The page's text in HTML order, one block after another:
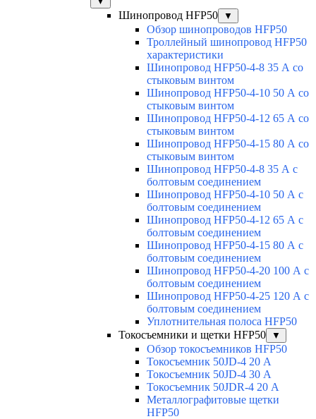
Шинопровод HFP50 ▼
Обзор шинопроводов HFP50
Троллейный шинопровод HFP50
характеристики
Шинопровод HFP50-4-8 35 А со
стыковым винтом
Шинопровод HFP50-4-10 50 А со
стыковым винтом
Шинопровод HFP50-4-12 65 А со
стыковым винтом
Шинопровод HFP50-4-15 80 А со
стыковым винтом
Шинопровод HFP50-4-8 35 А с
болтовым соединением
Шинопровод HFP50-4-10 50 А с
болтовым соединением
Шинопровод HFP50-4-12 65 А с
болтовым соединением
Шинопровод HFP50-4-15 80 А с
болтовым соединением
Шинопровод HFP50-4-20 100 А с
болтовым соединением
Шинопровод HFP50-4-25 120 А с
болтовым соединением
Уплотнительная полоса HFP50
Токосъемники и щетки HFP50
▼
Обзор токосъемников HFP50
Токосъемник 50JD-4 20 А
Токосъемник 50JD-4 30 А
Токосъемник 50JDR-4 20 А
Металлографитовые щетки
HFP50